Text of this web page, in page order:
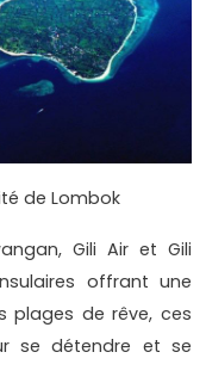
de Lombok
Gili Air et Gili
offrant une
plages de rêve, ces
se détendre et se